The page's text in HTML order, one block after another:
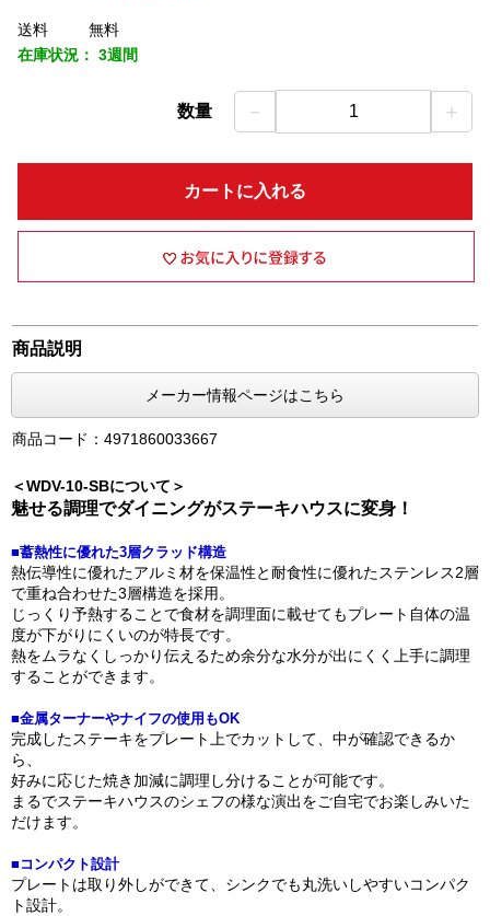
送料
無料
在庫状況： 3週間
数量 － 1 ＋
カートに入れる
商品説明
メーカー情報ページはこちら
商品コード：4971860033667
＜WDV-10-SBについて＞
魅せる調理でダイニングがステーキハウスに変身！
■蓄熱性に優れた3層クラッド構造
熱伝導性に優れたアルミ材を保温性と耐食性に優れたステンレス2層
で重ね合わせた3層構造を採用。
じっくり予熱することで食材を調理面に載せてもプレート自体の温
度が下がりにくいのが特長です。
熱をムラなくしっかり伝えるため余分な水分が出にくく上手に調理
することができます。
■金属ターナーやナイフの使用もOK
完成したステーキをプレート上でカットして、中が確認できるか
ら、
好みに応じた焼き加減に調理し分けることが可能です。
まるでステーキハウスのシェフの様な演出をご自宅でお楽しみいた
だけます。
■コンパクト設計
プレートは取り外しができて、シンクでも丸洗いしやすいコンパク
ト設計。